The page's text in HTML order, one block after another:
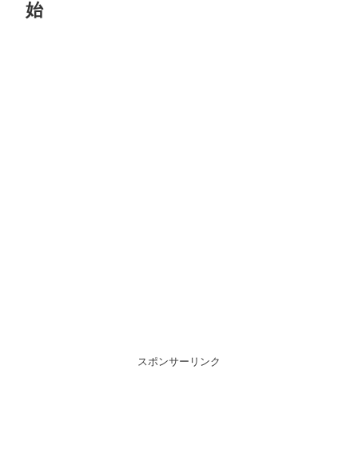
始
スポンサーリンク